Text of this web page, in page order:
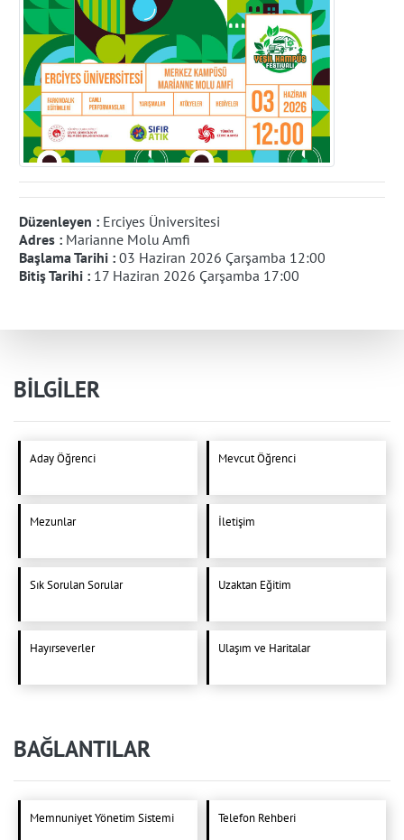
Düzenleyen : Erciyes Üniversitesi
Adres : Marianne Molu Amfi
Başlama Tarihi : 03 Haziran 2026 Çarşamba 12:00
Bitiş Tarihi : 17 Haziran 2026 Çarşamba 17:00
BİLGİLER
Aday Öğrenci Mevcut Öğrenci
Mezunlar İletişim
Sık Sorulan Sorular Uzaktan Eğitim
Hayırseverler Ulaşım ve Haritalar
BAĞLANTILAR
Memnuniyet Yönetim Sistemi Telefon Rehberi